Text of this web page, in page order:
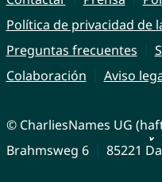
Política de privacidad de
Preguntas frecuentes
Colaboración
Aviso
© CharliesNames UG
Brahmsweg 6
85221